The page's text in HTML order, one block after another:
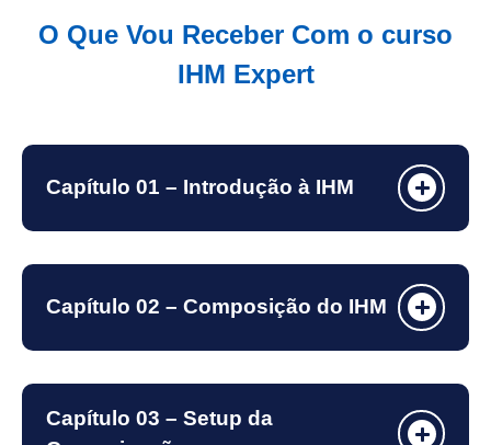
O Que Vou Receber Com o curso
IHM Expert
Capítulo 01 – Introdução à IHM
Capítulo 02 – Composição do IHM
Capítulo 03 – Setup da